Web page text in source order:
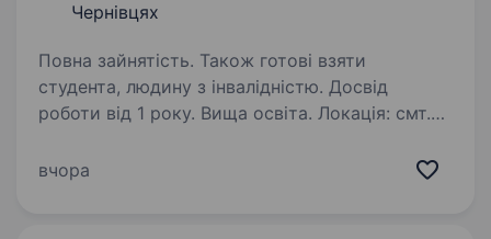
Чернівцях
Повна зайнятість. Також готові взяти
студента, людину з інвалідністю. Досвід
роботи від 1 року. Вища освіта. Локація: смт.
Захід» — один із провідних українських
вчора